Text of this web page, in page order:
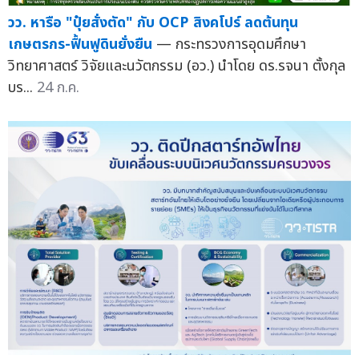
วว. หารือ "ปุ๋ยสั่งตัด" กับ OCP สิงคโปร์ ลดต้นทุน
เกษตรกร-ฟื้นฟูดินยั่งยืน — กระทรวงการอุดมศึกษา
วิทยาศาสตร์ วิจัยและนวัตกรรม (อว.) นำโดย ดร.รจนา ตั้งกุล
บร... 24 ก.ค.